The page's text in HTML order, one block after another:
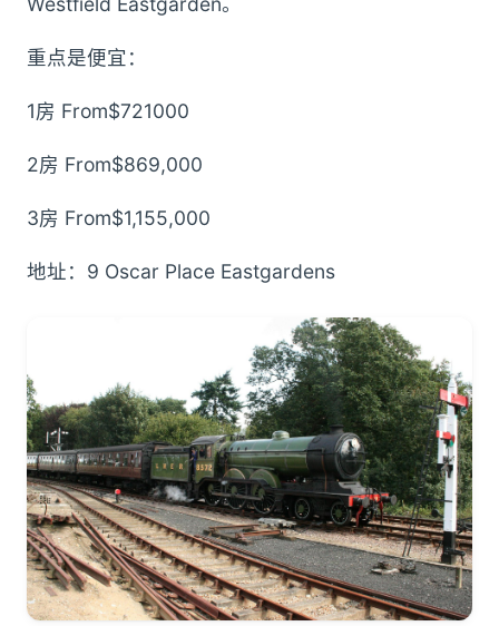
重点是便宜：
1房 From$721000
2房 From$869,000
3房 From$1,155,000
地址：9 Oscar Place Eastgardens